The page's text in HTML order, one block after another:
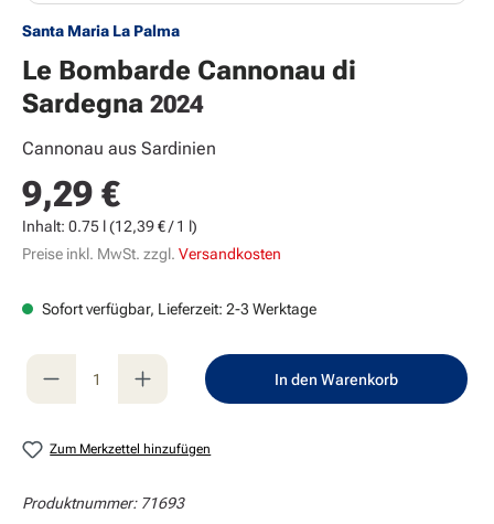
Santa Maria La Palma
Le Bombarde Cannonau di
Sardegna 2024
Cannonau aus Sardinien
Regulärer Preis:
9,29 €
Inhalt: 0.75 l(12,39 € / 1 l)
Preise inkl. MwSt. zzgl. Versandkosten
Sofort verfügbar, Lieferzeit: 2-3 Werktage
Produkt Anzahl: Gib den gewünschten
In den Warenkorb
Zum Merkzettel hinzufügen
Produktnummer: 71693